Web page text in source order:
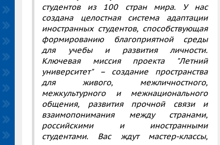
студентов из 100 стран мира. У нас
создана целостная система адаптации
иностранных студентов, способствующая
формированию благоприятной среды
для учебы и развития личности.
Ключевая миссия проекта "Летний
университет" – создание пространства
для живого, межличностного,
межкультурного и межнационального
общения, развития прочной связи и
взаимопонимания между странами,
российскими и иностранными
студентами. Вас ждут мастер-классы,